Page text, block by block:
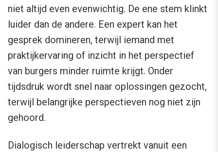
niet altijd even evenwichtig. De ene stem klinkt
luider dan de andere. Een expert kan het
gesprek domineren, terwijl iemand met
praktijkervaring of inzicht in het perspectief
van burgers minder ruimte krijgt. Onder
tijdsdruk wordt snel naar oplossingen gezocht,
terwijl belangrijke perspectieven nog niet zijn
gehoord.
Dialogisch leiderschap vertrekt vanuit een